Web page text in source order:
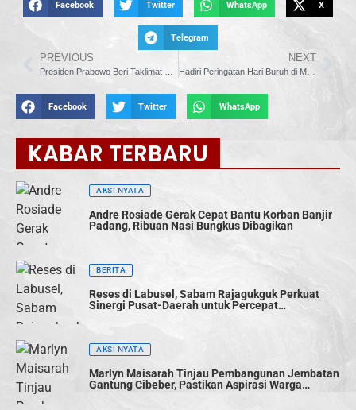
Facebook Twitter WhatsApp X
Telegram
PREVIOUS
Presiden Prabowo Beri Taklimat 1.500 Komandan TNI, Perkuat Soliditas dan Sinergi Nasional
NEXT
Hadiri Peringatan Hari Buruh di Monas, Presiden Prabowo Subianto Tegaskan Komitmen Bela Rakyat
Facebook Twitter WhatsApp
KABAR TERBARU
AKSI NYATA
Andre Rosiade Gerak Cepat Bantu Korban Banjir
Padang, Ribuan Nasi Bungkus Dibagikan
BERITA
Reses di Labusel, Sabam Rajagukguk Perkuat
Sinergi Pusat-Daerah untuk Percepat
AKSI NYATA
Marlyn Maisarah Tinjau Pembangunan Jembatan
Gantung Cibeber, Pastikan Aspirasi Warga